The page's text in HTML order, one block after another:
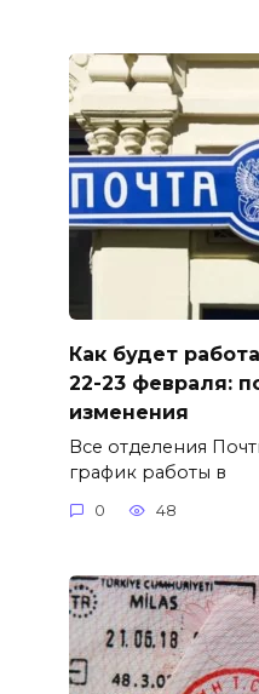
Как будет
22-23 февраля:
изменения
Все отделения
график работы в
0 48